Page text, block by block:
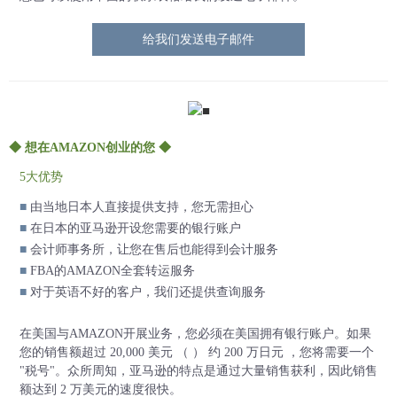
给我们发送电子邮件
◆ 想在AMAZON创业的您 ◆
5大优势
■ 由当地日本人直接提供支持，您无需担心
■ 在日本的亚马逊开设您需要的银行账户
■ 会计师事务所，让您在售后也能得到会计服务
■ FBA的AMAZON全套转运服务
■ 对于英语不好的客户，我们还提供查询服务
在美国与AMAZON开展业务，您必须在美国拥有银行账户。如果
您的销售额超过 20,000 美元 （ ） 约 200 万日元
，您将需要一个
"税号"。众所周知，亚马逊的特点是通过大量销售获利，因此销售
额达到 2 万美元的速度很快。